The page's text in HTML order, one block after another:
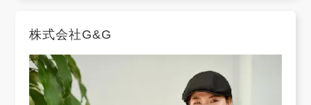
株式会社G&G